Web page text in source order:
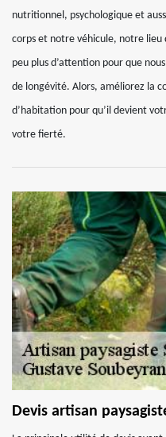
nutritionnel, psychologique et
corps et notre véhicule, notre lieu
peu plus d’attention pour que
de longévité. Alors, améliorez la
d’habitation pour qu’il devient
votre fierté.
Devis artisan